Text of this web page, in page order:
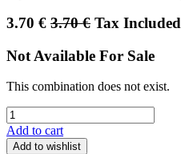
3.70 € 3.70€ Tax Included
Not Available For Sale
This combination does not exist.
Add to cart
Add to wishlist